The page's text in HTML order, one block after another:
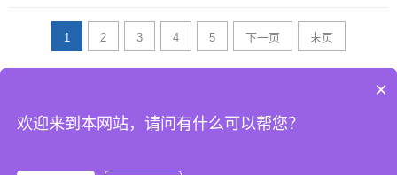
1 2 3 4 5 下一页 末页
© Copyright 2023 苏州美康All Rights Reserved.苏ICP备2023004532
×
欢迎来到本网站，请问有什么可以帮您？